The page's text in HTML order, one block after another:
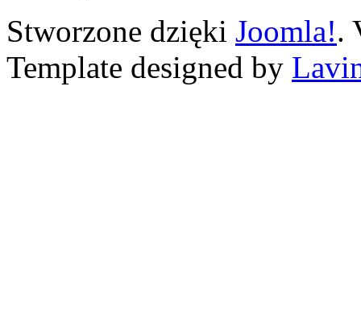
Stworzone dzięki Joomla!.
Template designed by